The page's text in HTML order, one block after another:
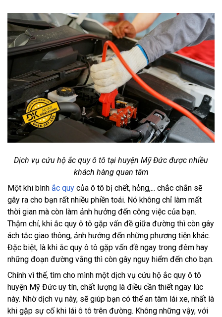
Dịch vụ cứu hộ ắc quy ô tô tại huyện Mỹ Đức được nhiều
khách hàng quan tâm
Một khi bình ắc quy của ô tô bị chết, hỏng,... chắc chắn sẽ
gây ra cho bạn rất nhiều phiền toái. Nó không chỉ làm mất
thời gian mà còn làm ảnh hưởng đến công việc của bạn.
Thậm chí, khi ắc quy ô tô gặp vấn đề giữa đường thì còn gây
ách tắc giao thông, ảnh hưởng đến những phương tiện khác.
Đặc biệt, là khi ắc quy ô tô gặp vấn đề ngay trong đêm hay
những đoạn đường vắng thì còn gây nguy hiểm đến cho bạn.
Chính vì thế, tìm cho mình một dịch vụ cứu hộ ắc quy ô tô
huyện Mỹ Đức uy tín, chất lượng là điều cần thiết ngay lúc
này. Nhờ dịch vụ này, sẽ giúp bạn có thể an tâm lái xe, nhất là
khi gặp sự cố khi lái ô tô trên đường. Không những vậy, với